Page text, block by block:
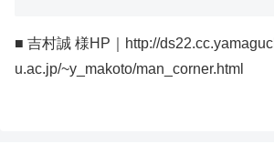
■ 吉村誠 様HP｜http://
u.ac.jp/~y_makoto/man_corner.html